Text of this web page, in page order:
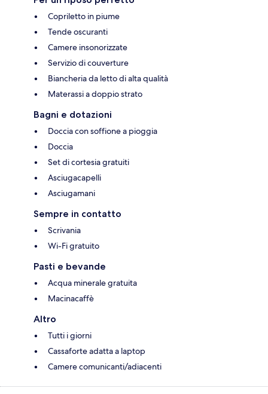
Copriletto in piume
Tende oscuranti
Camere insonorizzate
Servizio di couverture
Biancheria da letto di alta qualità
Materassi a doppio strato
Bagni e dotazioni
Doccia con soffione a pioggia
Doccia
Set di cortesia gratuiti
Asciugacapelli
Asciugamani
Sempre in contatto
Scrivania
Wi-Fi gratuito
Pasti e bevande
Acqua minerale gratuita
Macinacaffè
Altro
Tutti i giorni
Cassaforte adatta a laptop
Camere comunicanti/adiacenti